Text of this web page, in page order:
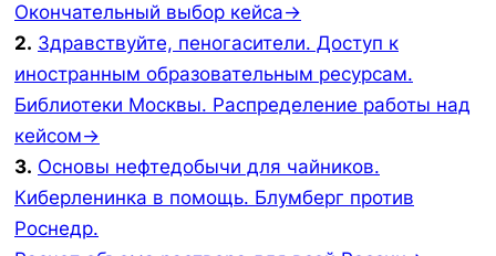
Окончательный выбор кейса→
2. Здравствуйте, пеногасители. Доступ к
иностранным образовательным ресурсам.
Библиотеки Москвы. Распределение работы над
кейсом→
3. Основы нефтедобычи для чайников.
Киберленинка в помощь. Блумберг против
Роснедр.